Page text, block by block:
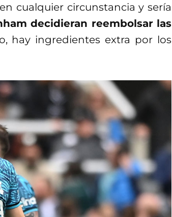
cualquier circunstancia y sería
decidieran reembolsar las
hay ingredientes extra por los